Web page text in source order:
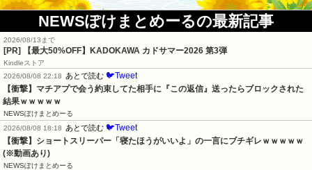
NEWSぽけまとめーるの最新記事
2026/08/13まで
[PR] 【最大50%OFF】KADOKAWA カドサマー2026 第3弾
Kindleストア
2026/08/08 22:18
あとで読む 🐦Tweet
【衝撃】マチアプで会う約束してた相手に『この返信』送ったらブロックされた
結果ｗｗｗｗｗ
NEWSぽけまとめーる
2026/08/08 18:18
あとで読む 🐦Tweet
【衝撃】ショートスリーパー「寝たほうがいいよ」の一言にブチギレｗｗｗｗｗ
(※動画あり)
NEWSぽけまとめーる